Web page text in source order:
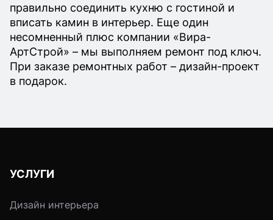
правильно соединить кухню с гостиной и
вписать камин в интерьер. Еще один
несомненный плюс компании «Вира-
АртСтрой» – мы выполняем ремонт под ключ.
При заказе ремонтных работ – дизайн-проект
в подарок.
УСЛУГИ
Дизайн интерьера